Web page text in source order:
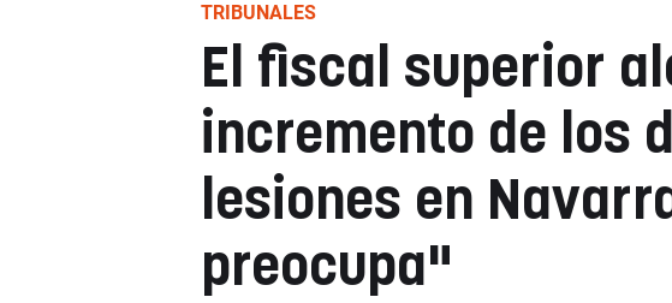
TRIBUNALES
El fiscal superior
incremento de los
lesiones en
preocupa"